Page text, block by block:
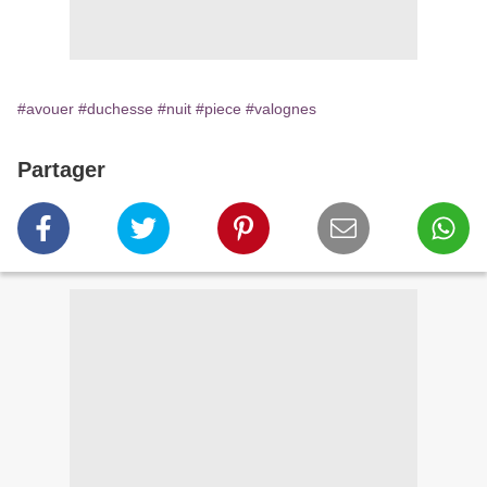
#avouer #duchesse #nuit #piece #valognes
Partager